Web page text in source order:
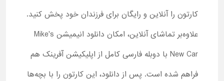
کارتون را آنلاین و رایگان برای فرزندان خود پخش کنید.
علاوه‌بر تماشای آنلاین، امکان دانلود انیمیشن Mike's
New Car با دوبله فارسی کامل از اپلیکیشن آفرینک هم
فراهم شده است. پس از دانلود، این کارتون را با بچه‌ها